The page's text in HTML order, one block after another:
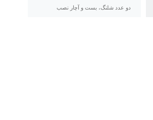
دو عدد شلنگ، بست و آچار نصب